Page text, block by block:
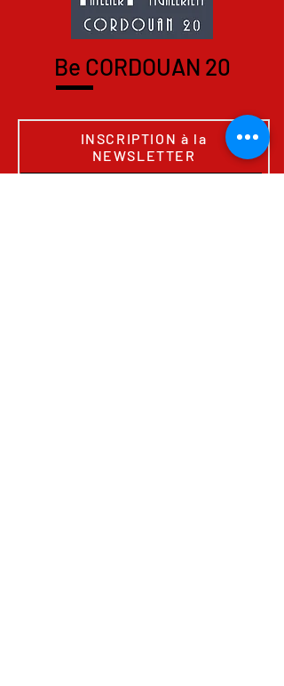
Be CORDOUAN 20
INSCRIPTION à la
NEWSLETTER